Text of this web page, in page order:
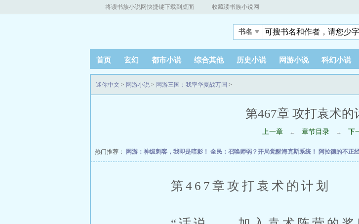
将读书族小说网快捷键下载到桌面 收藏读书族小说网
书名
首页 玄幻 都市小说 综合其他 历史小说 网游小说 科幻小说
迷你中文 > 网游小说 > 网游三国：我率华夏战万国 >
第467章 攻打袁术的
上一章 ← 章节目录 → 下
热门推荐： 网游：神级刺客，我即是暗影！ 全民：召唤师弱？开局觉醒海克斯系统！ 阿拉德的不正
第467章攻打袁术的计划